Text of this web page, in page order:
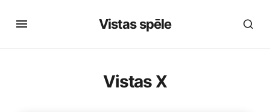
Vistas spēle
Vistas X